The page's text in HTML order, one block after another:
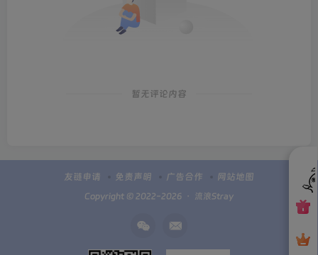
暂无评论内容
友链申请 免责声明 广告合作 网站地图
Copyright © 2022-2026 ・ 流浪Stray